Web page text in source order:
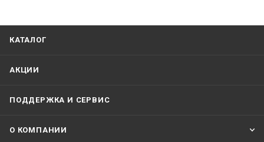
КАТАЛОГ
АКЦИИ
ПОДДЕРЖКА И СЕРВИС
О КОМПАНИИ